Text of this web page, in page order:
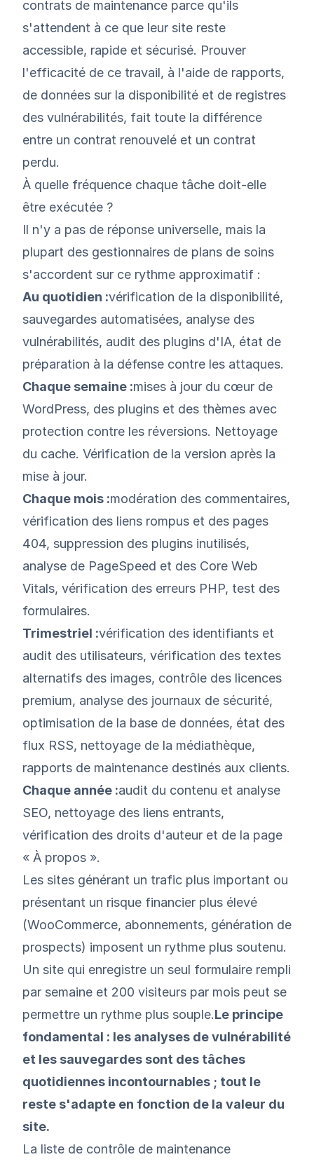
contrats de maintenance parce qu'ils
s'attendent à ce que leur site reste
accessible, rapide et sécurisé. Prouver
l'efficacité de ce travail, à l'aide de rapports,
de données sur la disponibilité et de registres
des vulnérabilités, fait toute la différence
entre un contrat renouvelé et un contrat
perdu.
À quelle fréquence chaque tâche doit-elle
être exécutée ?
Il n'y a pas de réponse universelle, mais la
plupart des gestionnaires de plans de soins
s'accordent sur ce rythme approximatif :
Au quotidien :vérification de la disponibilité,
sauvegardes automatisées, analyse des
vulnérabilités, audit des plugins d'IA, état de
préparation à la défense contre les attaques.
Chaque semaine :mises à jour du cœur de
WordPress, des plugins et des thèmes avec
protection contre les réversions. Nettoyage
du cache. Vérification de la version après la
mise à jour.
Chaque mois :modération des commentaires,
vérification des liens rompus et des pages
404, suppression des plugins inutilisés,
analyse de PageSpeed et des Core Web
Vitals, vérification des erreurs PHP, test des
formulaires.
Trimestriel :vérification des identifiants et
audit des utilisateurs, vérification des textes
alternatifs des images, contrôle des licences
premium, analyse des journaux de sécurité,
optimisation de la base de données, état des
flux RSS, nettoyage de la médiathèque,
rapports de maintenance destinés aux clients.
Chaque année :audit du contenu et analyse
SEO, nettoyage des liens entrants,
vérification des droits d'auteur et de la page
« À propos ».
Les sites générant un trafic plus important ou
présentant un risque financier plus élevé
(WooCommerce, abonnements, génération de
prospects) imposent un rythme plus soutenu.
Un site qui enregistre un seul formulaire rempli
par semaine et 200 visiteurs par mois peut se
permettre un rythme plus souple.Le principe
fondamental : les analyses de vulnérabilité
et les sauvegardes sont des tâches
quotidiennes incontournables ; tout le
reste s'adapte en fonction de la valeur du
site.
La liste de contrôle de maintenance